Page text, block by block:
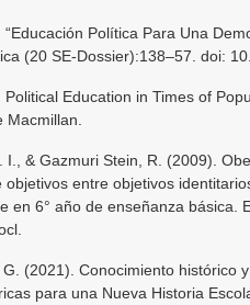
Política Para Una
(20 SE-Dossier):138–57. doi:
Education in Times of
Macmillan.
I., & Gazmuri Stein, R. (2009).
objetivos entre objetivos
en 6° año de enseñanza básica.
(2021). Conocimiento histórico
para una Nueva Historia